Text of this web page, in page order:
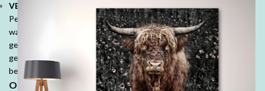
VEEL MOOIE PRODUCTEN VOOR PARTICULIEREN:
Personaliseer je ruimte met mooie fotoproducten. Prachtige
wanddecoraties, fotobehang, fotoboeken, kussens en tuinposters,
geef jouw herinneringen een speciale plek. Denk ook aan
geboorte- of trouwkaarten, geboortekussens en je persoonlijk
bedrukte tafelkleed.
Ontdek de DrukDrukDrukker-ervaring: